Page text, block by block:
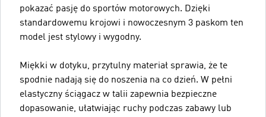
pokazać pasję do sportów motorowych. Dzięki
standardowemu krojowi i nowoczesnym 3 paskom ten
model jest stylowy i wygodny.
Miękki w dotyku, przytulny materiał sprawia, że te
spodnie nadają się do noszenia na co dzień. W pełni
elastyczny ściągacz w talii zapewnia bezpieczne
dopasowanie, ułatwiając ruchy podczas zabawy lub